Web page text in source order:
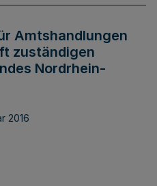
Amtshandlungen
zuständigen
Nordrhein-
2016